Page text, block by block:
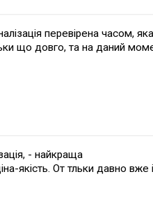
перевірена часом,
що довго, та на даний
- найкраща
якість. От тльки давно вже